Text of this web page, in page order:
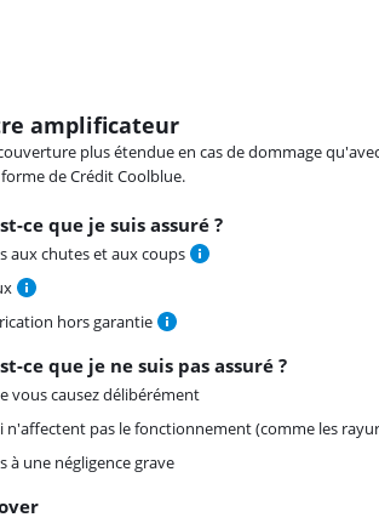
amplificateur
plus étendue en cas de dommage
de Crédit Coolblue.
ce que je suis assuré ?
aux chutes et aux coups
hors garantie
ce que je ne suis pas assuré ?
vous causez délibérément
n'affectent pas le fonctionnement (comme les
à une négligence grave